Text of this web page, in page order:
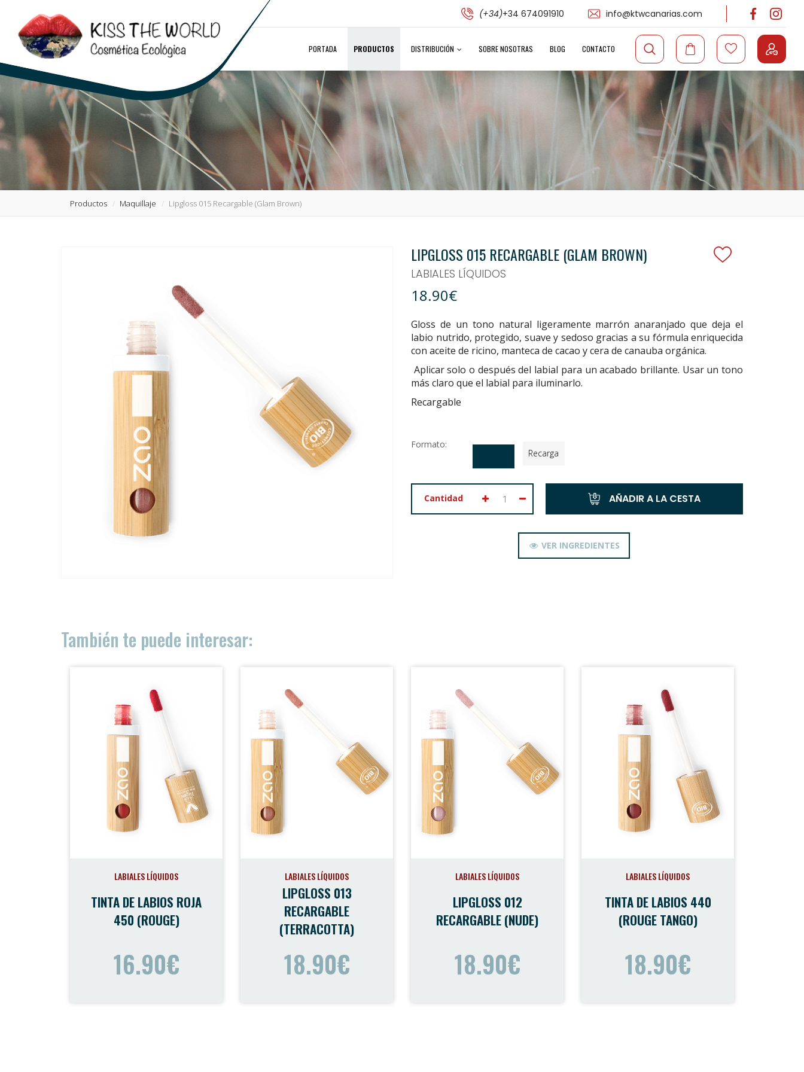
(+34)+34 674091910 info@ktwcanarias.com
PORTADA PRODUCTOS DISTRIBUCIÓN SOBRE NOSOTRAS BLOG CONTACTO
Productos Maquillaje Lipgloss 015 Recargable (Glam Brown)
LIPGLOSS 015 RECARGABLE (GLAM BROWN)
LABIALES LÍQUIDOS
18.90€
Gloss de un tono natural ligeramente marrón anaranjado que deja el
labio nutrido, protegido, suave y sedoso gracias a su fórmula enriquecida
con aceite de ricino, manteca de cacao y cera de canauba orgánica.
Aplicar solo o después del labial para un acabado brillante. Usar un tono
más claro que el labial para iluminarlo.
Recargable
Formato:
Recarga
Cantidad AÑADIR A LA CESTA
VER INGREDIENTES
También te puede interesar:
LABIALES LÍQUIDOS
TINTA DE LABIOS ROJA
450 (ROUGE)
16.90€
LABIALES LÍQUIDOS
LIPGLOSS 013
RECARGABLE
(TERRACOTTA)
18.90€
LABIALES LÍQUIDOS
LIPGLOSS 012
RECARGABLE (NUDE)
18.90€
LABIALES LÍQUIDOS
TINTA DE LABIOS 440
(ROUGE TANGO)
18.90€
ACCESO PROFESIONALES
DISTRIBUCIÓN